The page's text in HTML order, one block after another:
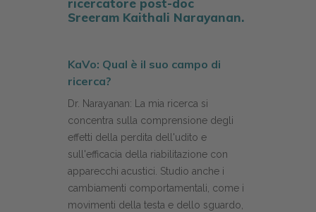
ricercatore post-doc
Sreeram Kaithali Narayanan.
KaVo: Qual è il suo campo di
ricerca?
Dr. Narayanan: La mia ricerca si
concentra sulla comprensione degli
effetti della perdita dell'udito e
sull'efficacia della riabilitazione con
apparecchi acustici. Studio anche i
cambiamenti comportamentali, come i
movimenti della testa e dello sguardo,